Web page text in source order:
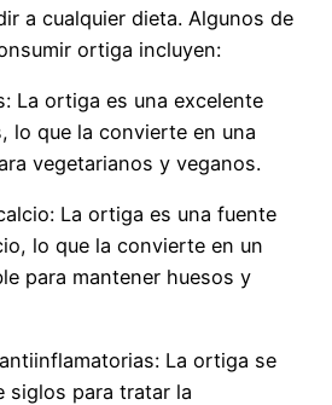
a cualquier dieta. Algunos de
ortiga incluyen:
La ortiga es una excelente
lo que la convierte en una
vegetarianos y veganos.
La ortiga es una fuente
lo que la convierte en un
para mantener huesos y
La ortiga se
siglos para tratar la